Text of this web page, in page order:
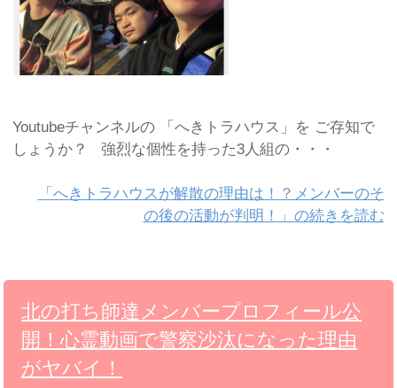
Youtubeチャンネルの 「へきトラハウス」を ご存知で
しょうか？ 強烈な個性を持った3人組の・・・
「へきトラハウスが解散の理由は！？メンバーのそ
の後の活動が判明！」の続きを読む
北の打ち師達メンバープロフィール公
開！心霊動画で警察沙汰になった理由
がヤバイ！